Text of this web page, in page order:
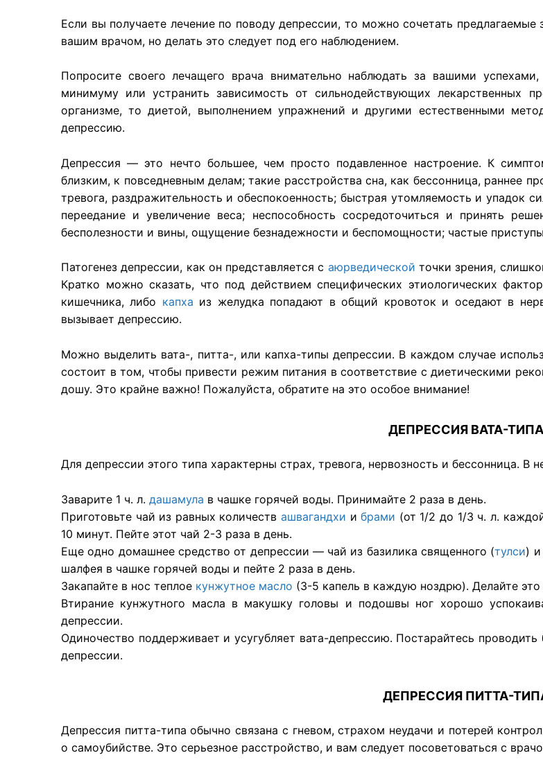
Если вы получаете лечение по поводу депрессии, то можно сочетать предлагаемые
вашим врачом, но делать это следует под его наблюдением.
Попросите своего лечащего врача внимательно наблюдать за вашими
минимуму или устранить зависимость от сильнодействующих лекарственных
организме, то диетой, выполнением упражнений и другими естественными
депрессию.
Депрессия — это нечто большее, чем просто подавленное настроение. К
близким, к повседневным делам; такие расстройства сна, как бессонница, раннее
тревога, раздражительность и обеспокоенность; быстрая утомляемость и упадок
переедание и увеличение веса; неспособность сосредоточиться и принять
бесполезности и вины, ощущение безнадежности и беспомощности; частые
Патогенез депрессии, как он представляется с аюрведической точки зрения,
Кратко можно сказать, что под действием специфических этиологических
кишечника, либо капха из желудка попадают в общий кровоток и оседают в
вызывает депрессию.
Можно выделить вата-, питта-, или капха-типы депрессии. В каждом случае
состоит в том, чтобы привести режим питания в соответствие с диетическими
дошу. Это крайне важно! Пожалуйста, обратите на это особое внимание!
ДЕПРЕССИЯ ВАТА-ТИПА
Для депрессии этого типа характерны страх, тревога, нервозность и бессонница.
Заварите 1 ч. л. дашамула в чашке горячей воды. Принимайте 2 раза в день.
Приготовьте чай из равных количествашвагандхи ибрами (от 1/2 до 1/3 ч. л.
10 минут. Пейте этот чай 2-3 раза в день.
Еще одно домашнее средство от депрессии — чай из базилика священного (тулси) и
шалфея в чашке горячей воды и пейте 2 раза в день.
Закапайте в нос теплое кунжутное масло (3-5 капель в каждую ноздрю). Делайте
Втирание кунжутного масла в макушку головы и подошвы ног хорошо
депрессии.
Одиночество поддерживает и усугубляет вата-депрессию. Постарайтесь
депрессии.
ДЕПРЕССИЯ ПИТТА-
Депрессия питта-типа обычно связана с гневом, страхом неудачи и потерей
о самоубийстве. Это серьезное расстройство, и вам следует посоветоваться с